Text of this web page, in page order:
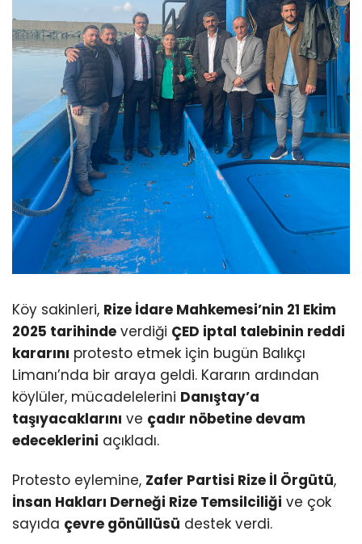
Köy sakinleri, Rize İdare Mahkemesi’nin 21 Ekim
2025 tarihinde verdiği ÇED iptal talebinin reddi
kararını protesto etmek için bugün Balıkçı
Limanı’nda bir araya geldi. Kararın ardından
köylüler, mücadelelerini Danıştay’a
taşıyacaklarını ve çadır nöbetine devam
edeceklerini açıkladı.
Protesto eylemine, Zafer Partisi Rize İl Örgütü,
İnsan Hakları Derneği Rize Temsilciliği ve çok
sayıda çevre gönüllüsü destek verdi.